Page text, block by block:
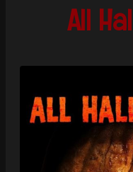
All